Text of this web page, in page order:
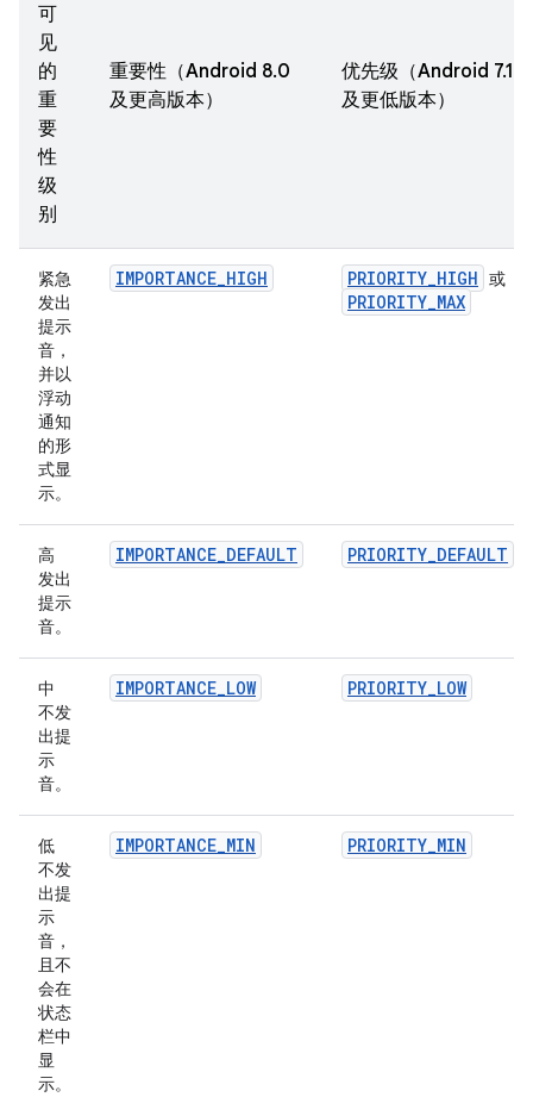
可
见
的
重
要
性
级
别
重要性（Android 8.0
及更高版本）
优先级（Android 7.1
及更低版本）
紧急
发出
提示
音，
并以
浮动
通知
的形
式显
示。
IMPORTANCE_HIGH PRIORITY_HIGH 或
PRIORITY_MAX
高
发出
提示
音。
IMPORTANCE_DEFAULT PRIORITY_DEFAULT
中
不发
出提
示
音。
IMPORTANCE_LOW PRIORITY_LOW
低
不发
出提
示
音，
且不
会在
状态
栏中
显
示。
IMPORTANCE_MIN PRIORITY_MIN